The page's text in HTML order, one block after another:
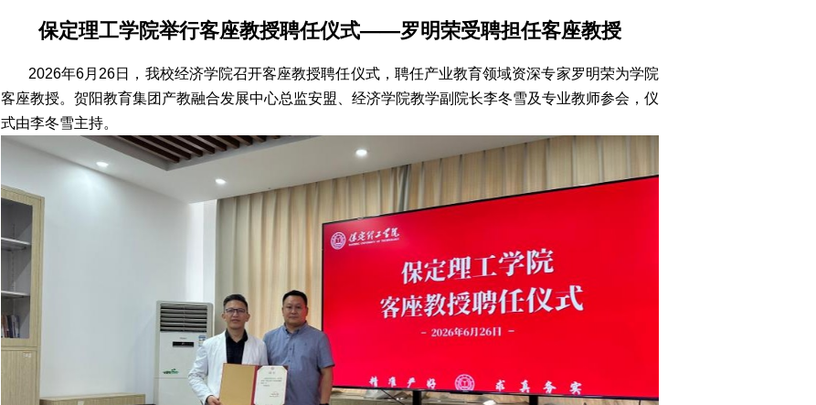
保定理工学院举行客座教授聘任仪式——罗明荣受聘担任客座教授
2026年6月26日，我校经济学院召开客座教授聘任仪式，聘任产业教育领域资深专家罗明荣为学院
客座教授。贺阳教育集团产教融合发展中心总监安盟、经济学院教学副院长李冬雪及专业教师参会，仪
式由李冬雪主持。